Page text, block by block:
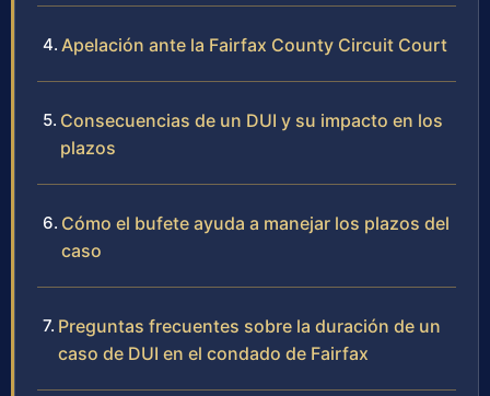
Apelación ante la Fairfax County Circuit Court
Consecuencias de un DUI y su impacto en los
plazos
Cómo el bufete ayuda a manejar los plazos del
caso
Preguntas frecuentes sobre la duración de un
caso de DUI en el condado de Fairfax